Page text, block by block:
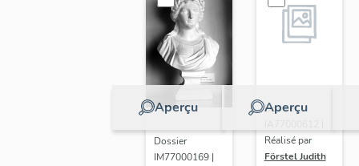
Aperçu
Dossier
IM77000169 |
Aperçu
Dossier
Réalisé par
Förstel Judith